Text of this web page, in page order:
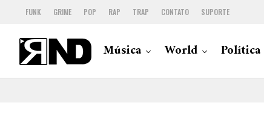
FUNK GRIME POP RAP TRAP CONTATO SUPORTE
Música World Política